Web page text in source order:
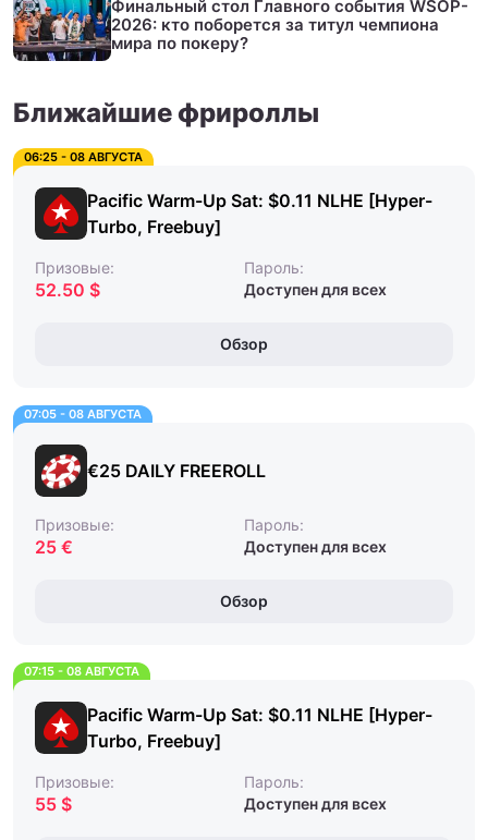
Финальный стол Главного события WSOP-
2026: кто поборется за титул чемпиона
мира по покеру?
Ближайшие фрироллы
06:25 - 08 АВГУСТА
Pacific Warm-Up Sat: $0.11 NLHE [Hyper-
Turbo, Freebuy]
Призовые:
52.50 $
Пароль:
Доступен для всех
Обзор
07:05 - 08 АВГУСТА
€25 DAILY FREEROLL
Призовые:
25 €
Пароль:
Доступен для всех
Обзор
07:15 - 08 АВГУСТА
Pacific Warm-Up Sat: $0.11 NLHE [Hyper-
Turbo, Freebuy]
Призовые:
55 $
Пароль:
Доступен для всех